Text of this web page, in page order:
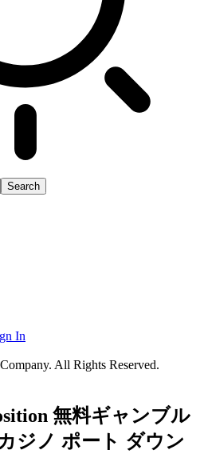
In
All Rights Reserved.
無料ギャンブル
ジノ ポート ダウン